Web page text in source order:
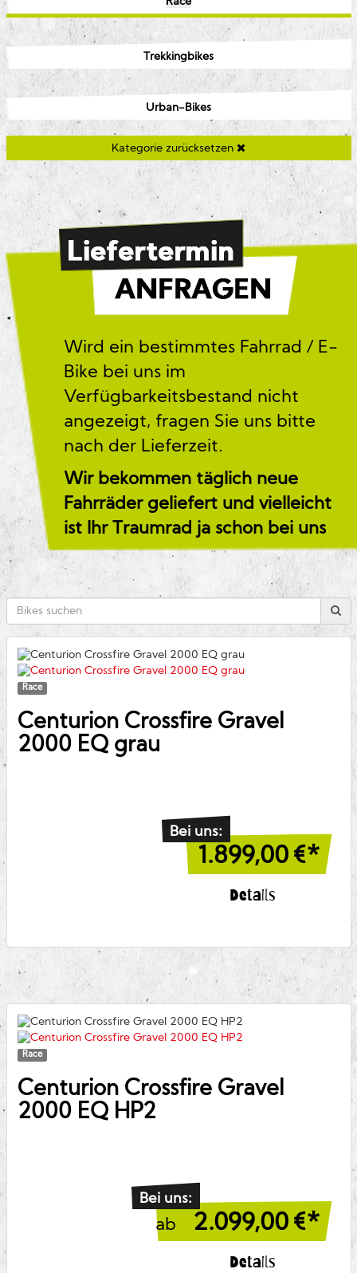
Trekkingbikes
Urban-Bikes
Kategorie zurücksetzen
Wird ein bestimmtes Fahrrad / E-
Bike bei uns im
Verfügbarkeitsbestand nicht
angezeigt, fragen Sie uns bitte
nach der Lieferzeit.
Wir bekommen täglich neue
Fahrräder geliefert und vielleicht
ist Ihr Traumrad ja schon bei uns
Race
CenturionCrossfire Gravel
2000 EQ grau
Bei uns:
1.899,00 €*
Details
Race
CenturionCrossfire Gravel
2000 EQ HP2
Bei uns:
ab 2.099,00 €*
Details